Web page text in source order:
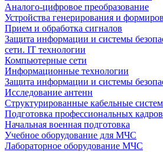
Аналого-цифровое преобразование
Устройства генерирования и
Прием и обработка сигналов
Защита информации и системы
сети. IT технологии
Компьютерные сети
Информационные технологии
Защита информации и системы
Исследование антенн
Структурированные кабельные
Подготовка профессиональных кадров
Начальная военная подготовка
Учебное оборудование для МЧС
Лабораторное оборудование МЧС